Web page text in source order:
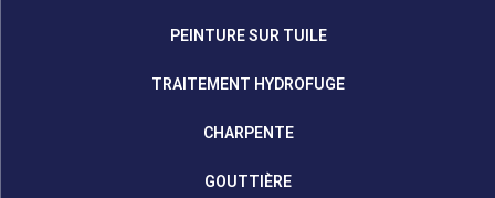
PEINTURE SUR TUILE
TRAITEMENT HYDROFUGE
CHARPENTE
GOUTTIÈRE